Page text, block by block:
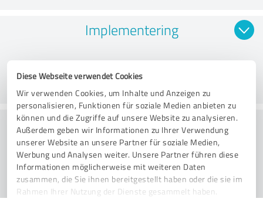
Diese Webseite verwendet Cookies
Wir verwenden Cookies, um Inhalte und Anzeigen zu
personalisieren, Funktionen für soziale Medien anbieten zu
können und die Zugriffe auf unsere Website zu analysieren.
Außerdem geben wir Informationen zu Ihrer Verwendung
unserer Website an unsere Partner für soziale Medien,
Werbung und Analysen weiter. Unsere Partner führen diese
Informationen möglicherweise mit weiteren Daten
zusammen, die Sie ihnen bereitgestellt haben oder die sie im
Rahmen Ihrer Nutzung der Dienste gesammelt haben.
Implementering
Rådgivning